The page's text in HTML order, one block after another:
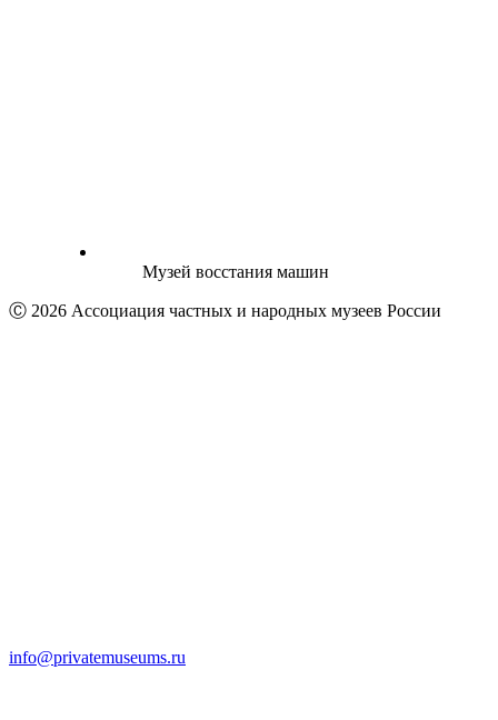
Музей восстания машин
Ⓒ 2026 Ассоциация частных и народных музеев России
info@privatemuseums.ru